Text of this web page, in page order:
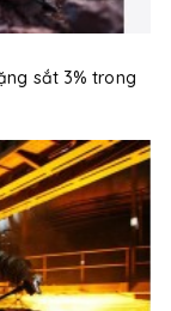
sắt 3% trong